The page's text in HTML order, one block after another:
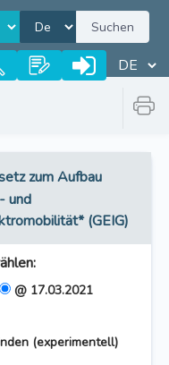
Suchen
zum Aufbau
und
(GEIG)
:
@ 17.03.2021
(experimentell)